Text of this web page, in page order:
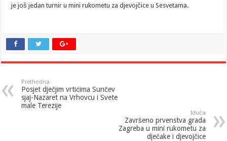
je još jedan turnir u mini rukometu za djevojčice u Sesvetama.
Prethodna
Posjet dječjim vrtićima Sunčev
sjaj-Nazaret na Vrhovcu i Svete
male Terezije
Iduća
Završeno prvenstva grada
Zagreba u mini rukometu za
dječake i djevojčice